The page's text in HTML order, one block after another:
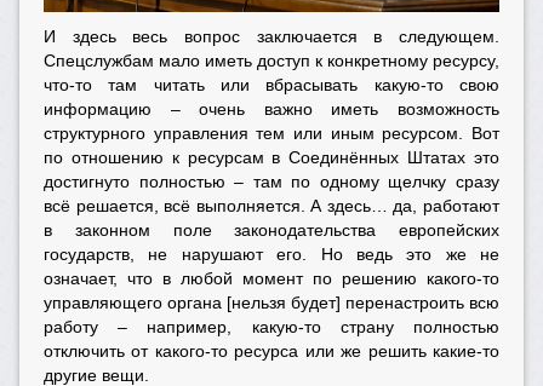
И здесь весь вопрос заключается в следующем.
Спецслужбам мало иметь доступ к конкретному ресурсу,
что-то там читать или вбрасывать какую-то свою
информацию – очень важно иметь возможность
структурного управления тем или иным ресурсом. Вот
по отношению к ресурсам в Соединённых Штатах это
достигнуто полностью – там по одному щелчку сразу
всё решается, всё выполняется. А здесь… да, работают
в законном поле законодательства европейских
государств, не нарушают его. Но ведь это же не
означает, что в любой момент по решению какого-то
управляющего органа [нельзя будет] перенастроить всю
работу – например, какую-то страну полностью
отключить от какого-то ресурса или же решить какие-то
другие вещи.